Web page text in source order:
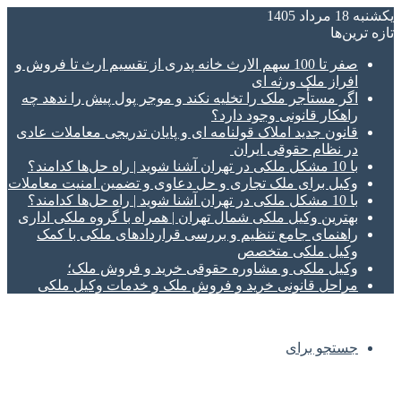
یکشنبه 18 مرداد 1405
تازه‌ ترین‌ها
صفر تا 100 سهم الارث خانه پدری از تقسیم ارث تا فروش و
افراز ملک ورثه ای
اگر مستأجر ملک را تخلیه نکند و موجر پول پیش را ندهد چه
راهکار قانونی وجود دارد؟
قانون جدید املاک قولنامه ای و پایان تدریجی معاملات عادی
در نظام حقوقی ایران
با 10 مشکل ملکی در تهران آشنا شوید | راه حل‌ها کدامند؟
وکیل برای ملک تجاری و حل دعاوی و تضمین امنیت معاملات
با 10 مشکل ملکی در تهران آشنا شوید | راه حل‌ها کدامند؟
بهترین وکیل ملکی شمال تهران | همراه با گروه ملکی اداری
راهنمای جامع تنظیم و بررسی قراردادهای ملکی با کمک
وکیل ملکی متخصص
وکیل ملکی و مشاوره حقوقی خرید و فروش ملک؛
مراحل قانونی خرید و فروش ملک و خدمات وکیل ملکی
جستجو برای